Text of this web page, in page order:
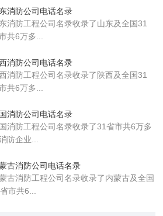
消防公司电话名录
消防工程公司名录收录了山东及全国31
共6万多...
消防公司电话名录
消防工程公司名录收录了陕西及全国31
共6万多...
消防公司电话名录
消防工程公司名录收录了31省市共6万多
防企业...
古消防公司电话名录
古消防工程公司名录收录了内蒙古及全国
市共6...